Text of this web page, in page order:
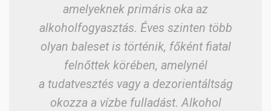
amelyeknek primáris oka az
alkoholfogyasztás. Éves szinten több
olyan baleset is történik, főként fiatal
felnőttek körében, amelynél
a tudatvesztés vagy a dezorientáltság
okozza a vízbe fulladást. Alkohol